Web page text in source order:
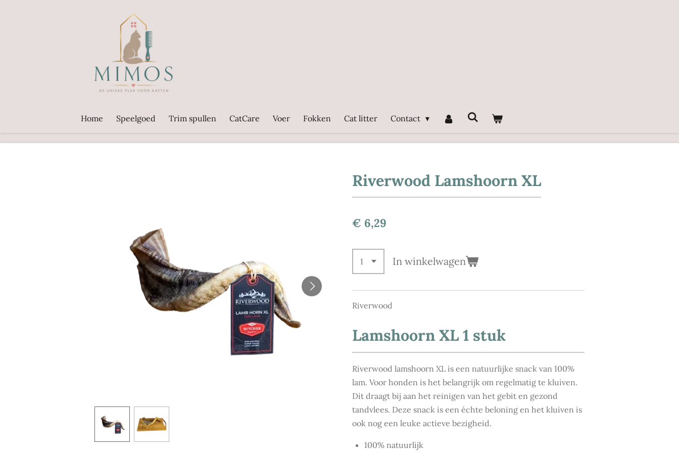
Home Speelgoed Trim spullen CatCare Voer Fokken Cat litter Contact
Riverwood Lamshoorn XL
€ 6,29
In winkelwagen
Riverwood
Lamshoorn XL 1 stuk
Riverwood lamshoorn XL is een natuurlijke snack van 100%
lam. Voor honden is het belangrijk om regelmatig te kluiven.
Dit draagt bij aan het reinigen van het gebit en gezond
tandvlees. Deze snack is een échte beloning en het kluiven is
ook nog een leuke actieve bezigheid.
100% natuurlijk